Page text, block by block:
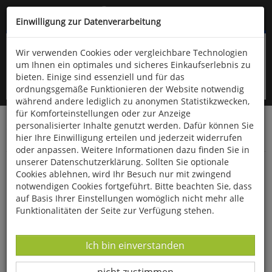
Kompletten Head der Seite überspringen
oder (06766) 9323-960
Startseite Bücher Downloads
Zeitschriften
SportPraxis
Kinderturn-Warrior
Einwilligung zur Datenverarbeitung
Wir verwenden Cookies oder vergleichbare Technologien
um Ihnen ein optimales und sicheres Einkaufserlebnis zu
bieten. Einige sind essenziell und für das
ordnungsgemäße Funktionieren der Website notwendig
während andere lediglich zu anonymen Statistikzwecken,
für Komforteinstellungen oder zur Anzeige
personalisierter Inhalte genutzt werden. Dafür können Sie
hier Ihre Einwilligung erteilen und jederzeit widerrufen
oder anpassen. Weitere Informationen dazu finden Sie in
unserer Datenschutzerklärung. Sollten Sie optionale
Cookies ablehnen, wird Ihr Besuch nur mit zwingend
notwendigen Cookies fortgeführt. Bitte beachten Sie, dass
auf Basis Ihrer Einstellungen womöglich nicht mehr alle
Funktionalitäten der Seite zur Verfügung stehen.
Datenverarbeitung -
Ich bin einverstanden